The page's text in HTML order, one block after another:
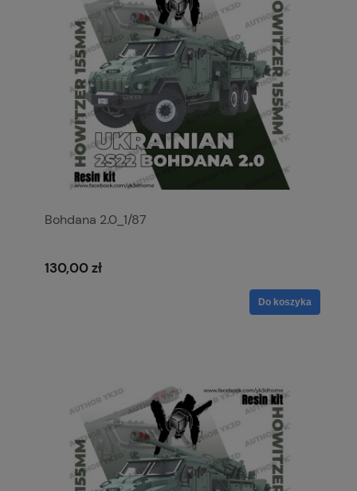
Bohdana 2.0_1/87
130,00 zł
Do koszyka